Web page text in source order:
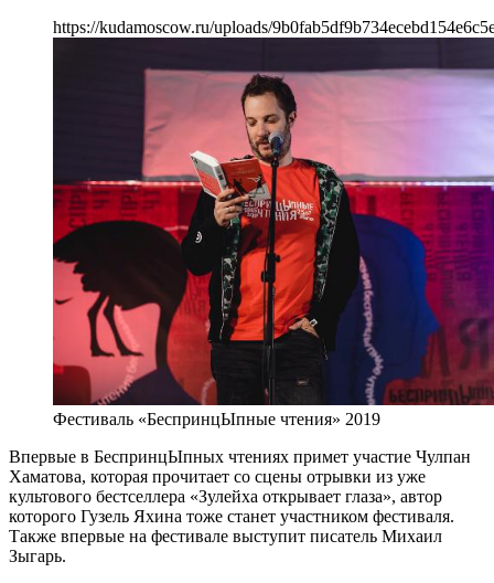
https://kudamoscow.ru/uploads/
Фестиваль «БеспринцЫпные чтения» 2019
Впервые в БеспринцЫпных чтениях примет участие Чулпан
Хаматова, которая прочитает со сцены отрывки из уже
культового бестселлера «Зулейха открывает глаза», автор
которого Гузель Яхина тоже станет участником фестиваля.
Также впервые на фестивале выступит писатель Михаил
Зыгарь.